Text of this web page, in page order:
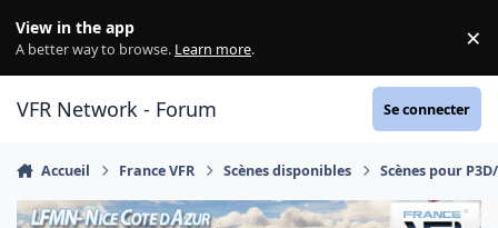
View in the app
A better way to browse. Learn more. ×
VFR Network - Forum Se connecter
Accueil France VFR Scènes disponibles Scènes pour